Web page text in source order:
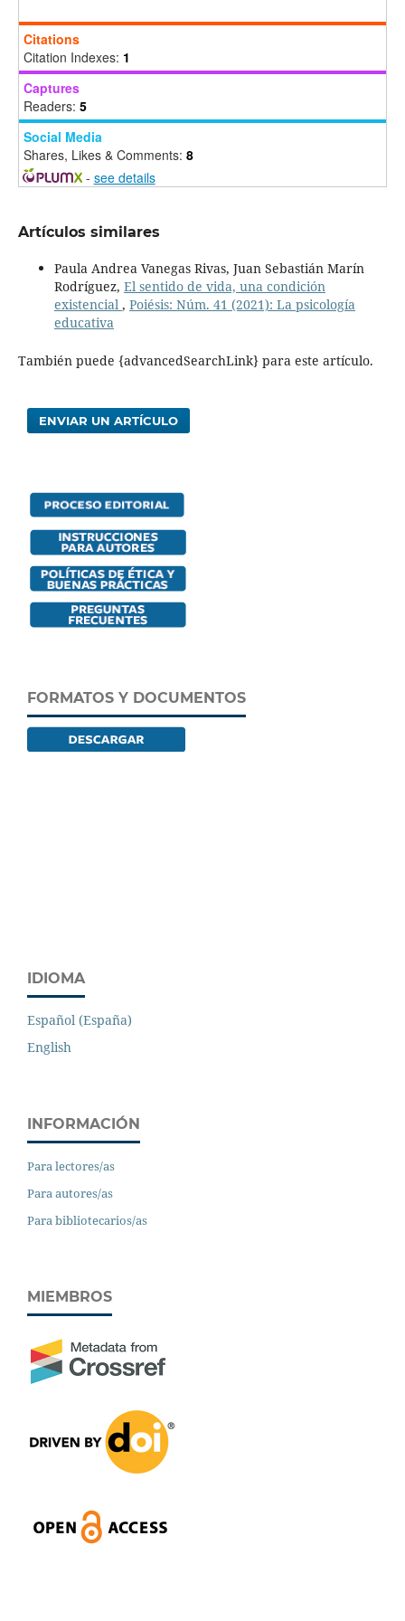
Citations
Citation Indexes: 1
Captures
Readers: 5
Social Media
Shares, Likes & Comments: 8
- see details
Artículos similares
Paula Andrea Vanegas Rivas, Juan Sebastián Marín
Rodríguez, El sentido de vida, una condición
existencial , Poiésis: Núm. 41 (2021): La psicología
educativa
También puede {advancedSearchLink} para este artículo.
ENVIAR UN ARTÍCULO
FORMATOS Y DOCUMENTOS
IDIOMA
Español (España)
English
INFORMACIÓN
Para lectores/as
Para autores/as
Para bibliotecarios/as
MIEMBROS